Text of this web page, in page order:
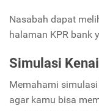
Nasabah dapat
halaman KPR bank
Simulasi
Memahami
agar kamu bisa